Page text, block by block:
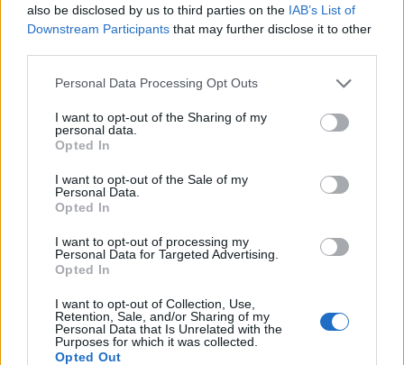
also be disclosed by us to third parties on the IAB’s List of
Downstream Participants that may further disclose it to other
Personal Data Processing Opt Outs
I want to opt-out of the Sharing of my
personal data.
Opted In
I want to opt-out of the Sale of my
Personal Data.
Opted In
I want to opt-out of processing my
Personal Data for Targeted Advertising.
Opted In
I want to opt-out of Collection, Use,
Retention, Sale, and/or Sharing of my
Personal Data that Is Unrelated with the
Purposes for which it was collected.
Opted Out
Планот на Израел за реконфигурација на
регионот, што би донело прозападна влада
во Техеран, е на работ на колапс. Исходот од
американско-израелскиот конфликт би
ревизионистичките сили, Русија, Кина, Иран
и Северна Кореја, со слабеење на врските во
Трамп постојано им се заканува и навредува
за конечно да ги повика на помош. Што, со
матрицата „мир со сила“, но и „моќта прави
исправно“.